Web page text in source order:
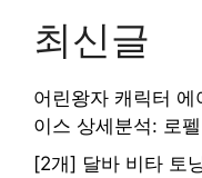
최신글
어린왕자 캐릭터
이스 상세분석: 로
[2개] 달바 비타 토